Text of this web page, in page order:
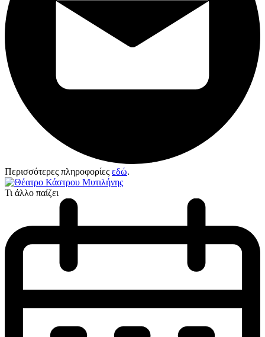
Περισσότερες πληροφορίες εδώ.
Τι άλλο παίζει